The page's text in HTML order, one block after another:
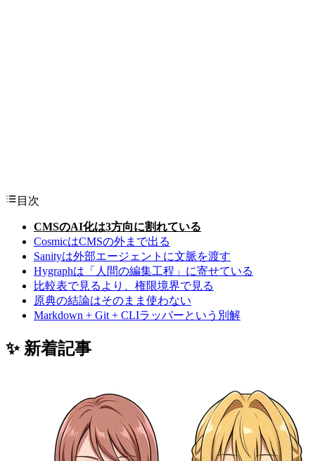
目次
CMSのAI化は3方向に割れている
CosmicはCMSの外まで出る
Sanityは外部エージェントに文脈を渡す
Hygraphは「人間の編集工程」に寄せている
比較表で見るより、権限境界で見る
原典の結論はそのまま使わない
Markdown + Git + CLIラッパーという別解
✨ 新着記事